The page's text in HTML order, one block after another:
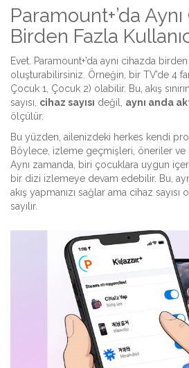
Paramount+’da
Birden Fazla
Evet. Paramount+’da aynı cihazda
oluşturabilirsiniz. Örneğin, bir TV’de 4
Çocuk 1, Çocuk 2) olabilir. Bu, akış
sayısı, cihaz sayısı değil, aynı anda
ölçülür.
Bu yüzden, ailenizdeki herkes kendi
Böylece, izleme geçmişleri, öneriler ve
Aynı zamanda, biri çocuklara uygun
bir dizi izlemeye devam edebilir. Bu,
akış yapmanızı sağlar ama cihaz
sayılır.